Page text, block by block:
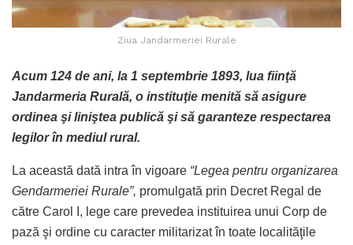
Ziua Jandarmeriei Rurale
Acum 124 de ani, la 1 septembrie 1893, lua fiinţă
Jandarmeria Rurală, o instituţie menită să asigure
ordinea şi liniştea publică şi să garanteze respectarea
legilor în mediul rural.
La această dată intra în vigoare “Legea pentru organizarea
Gendarmeriei Rurale”, promulgată prin Decret Regal de
către Carol I, lege care prevedea instituirea unui Corp de
pază şi ordine cu caracter militarizat în toate localităţile